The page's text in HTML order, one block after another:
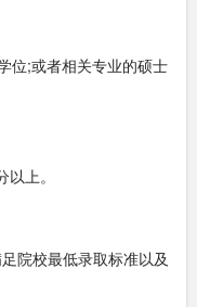
位;或者相关专业的硕士
上。
院校最低录取标准以及